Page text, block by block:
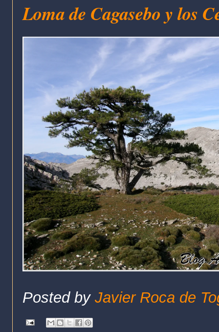
Loma de Cagasebo y los
Posted by Javier Roca de